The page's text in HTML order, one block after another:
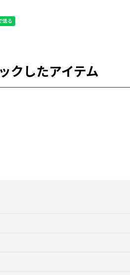
クしたアイテム